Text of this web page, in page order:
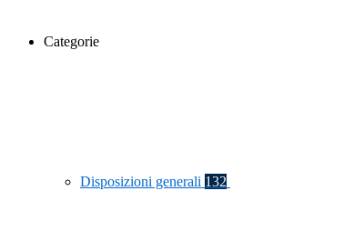
Categorie
Disposizioni generali 132